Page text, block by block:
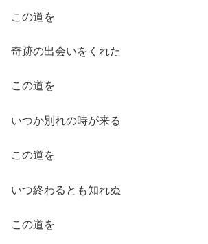
この道を
奇跡の出会いをくれた
この道を
いつか別れの時が来る
この道を
いつ終わるとも知れぬ
この道を